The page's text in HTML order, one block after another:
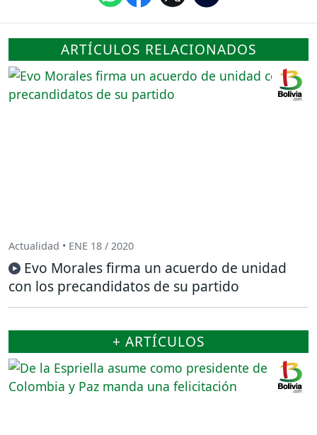
ARTÍCULOS RELACIONADOS
Actualidad • ENE 18 / 2020
Evo Morales firma un acuerdo de unidad
con los precandidatos de su partido
+ ARTÍCULOS